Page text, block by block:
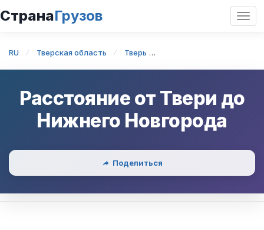
СтранаГрузов
RU Тверская область Тверь
Расстояние от Твери до
Нижнего Новгорода
Поделиться